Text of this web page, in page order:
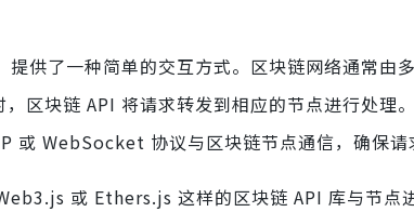
供了一种简单的交互方式。区块链网络通常由
区块链 API 将请求转发到相应的节点进行处理
或 WebSocket 协议与区块链节点通信，确保请
或 Ethers.js 这样的区块链 API 库与节点